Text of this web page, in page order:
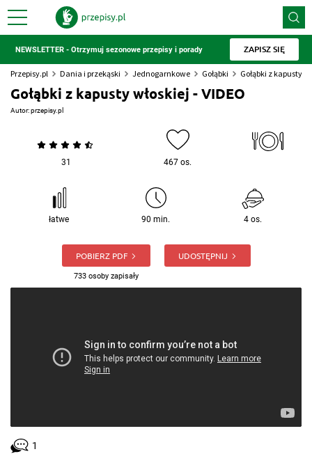
NEWSLETTER - Otrzymuj sezonowe przepisy i porady ZAPISZ SIĘ
Przepisy.pl Dania i przekąski Jednogarnkowe Gołąbki Gołąbki z kapusty
Gołąbki z kapusty włoskiej - VIDEO
Autor:przepisy.pl
31 467 os.
łatwe 90 min. 4 os.
POBIERZ PDF
733 osoby zapisały
UDOSTĘPNIJ
1